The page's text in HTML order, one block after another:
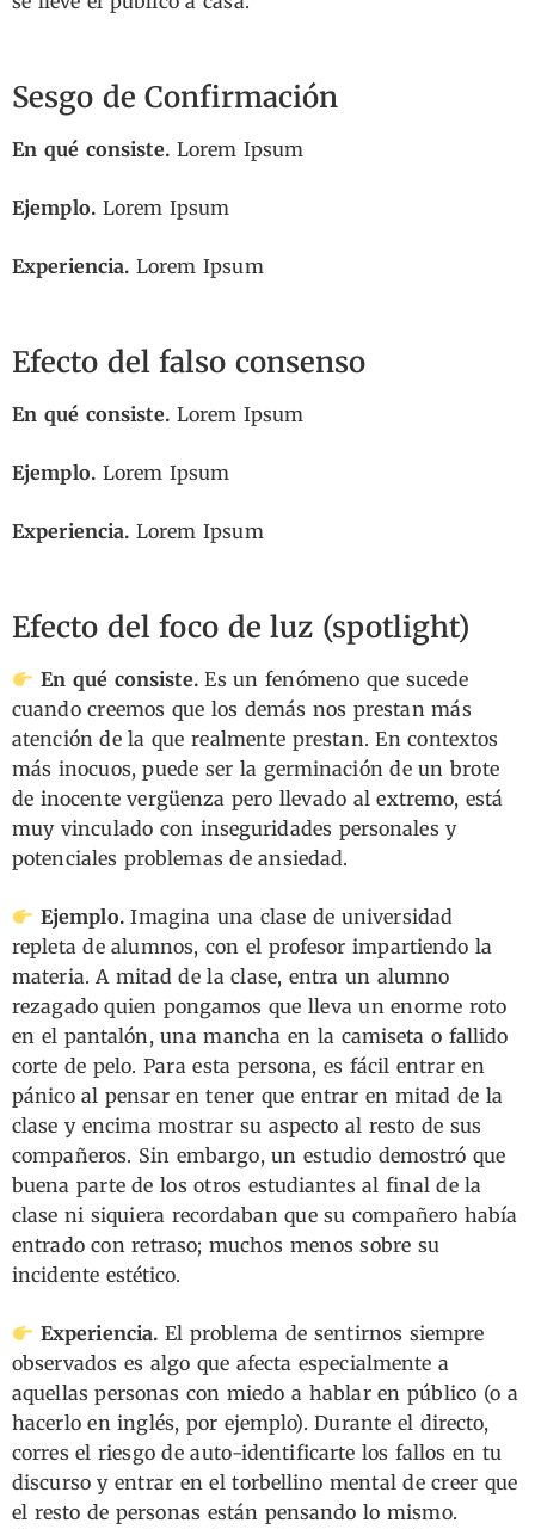
Sesgo de Confirmación
En qué consiste. Lorem Ipsum
Ejemplo.Lorem Ipsum
Experiencia. Lorem Ipsum
Efecto del falso consenso
En qué consiste. Lorem Ipsum
Ejemplo.Lorem Ipsum
Experiencia. Lorem Ipsum
Efecto del foco de luz (spotlight)
En qué consiste. Es un fenómeno que sucede
cuando creemos que los demás nos prestan más
atención de la que realmente prestan. En contextos
más inocuos, puede ser la germinación de un brote
de inocente vergüenza pero llevado al extremo, está
muy vinculado con inseguridades personales y
potenciales problemas de ansiedad.
Ejemplo.Imagina una clase de universidad
repleta de alumnos, con el profesor impartiendo la
materia. A mitad de la clase, entra un alumno
rezagado quien pongamos que lleva un enorme roto
en el pantalón, una mancha en la camiseta o fallido
corte de pelo. Para esta persona, es fácil entrar en
pánico al pensar en tener que entrar en mitad de la
clase y encima mostrar su aspecto al resto de sus
compañeros. Sin embargo, un estudio demostró que
buena parte de los otros estudiantes al final de la
clase ni siquiera recordaban que su compañero había
entrado con retraso; muchos menos sobre su
incidente estético.
Experiencia. El problema de sentirnos siempre
observados es algo que afecta especialmente a
aquellas personas con miedo a hablar en público (o a
hacerlo en inglés, por ejemplo). Durante el directo,
corres el riesgo de auto-identificarte los fallos en tu
discurso y entrar en el torbellino mental de creer que
el resto de personas están pensando lo mismo.